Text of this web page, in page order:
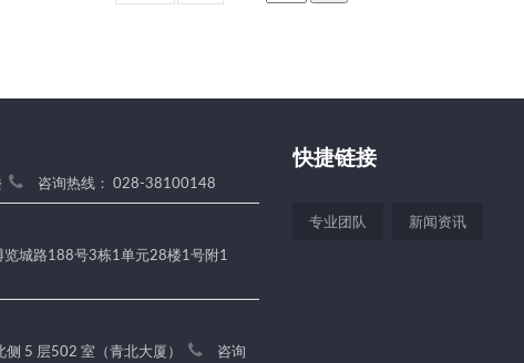
咨询热线： 028-38100148
城路188号3栋1单元28楼1号附1
侧 5 层502 室（青北大厦） 咨询
快捷链接
专业团队 新闻资讯